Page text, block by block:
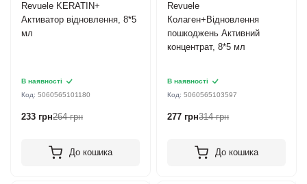
Revuele KERATIN+
Активатор відновлення, 8*5
мл
В наявності
Код: 5060565101180
233 грн264 грн
До кошика
Revuele
Колаген+Відновлення
пошкоджень Активний
концентрат, 8*5 мл
В наявності
Код:5060565103597
277 грн314 грн
До кошика